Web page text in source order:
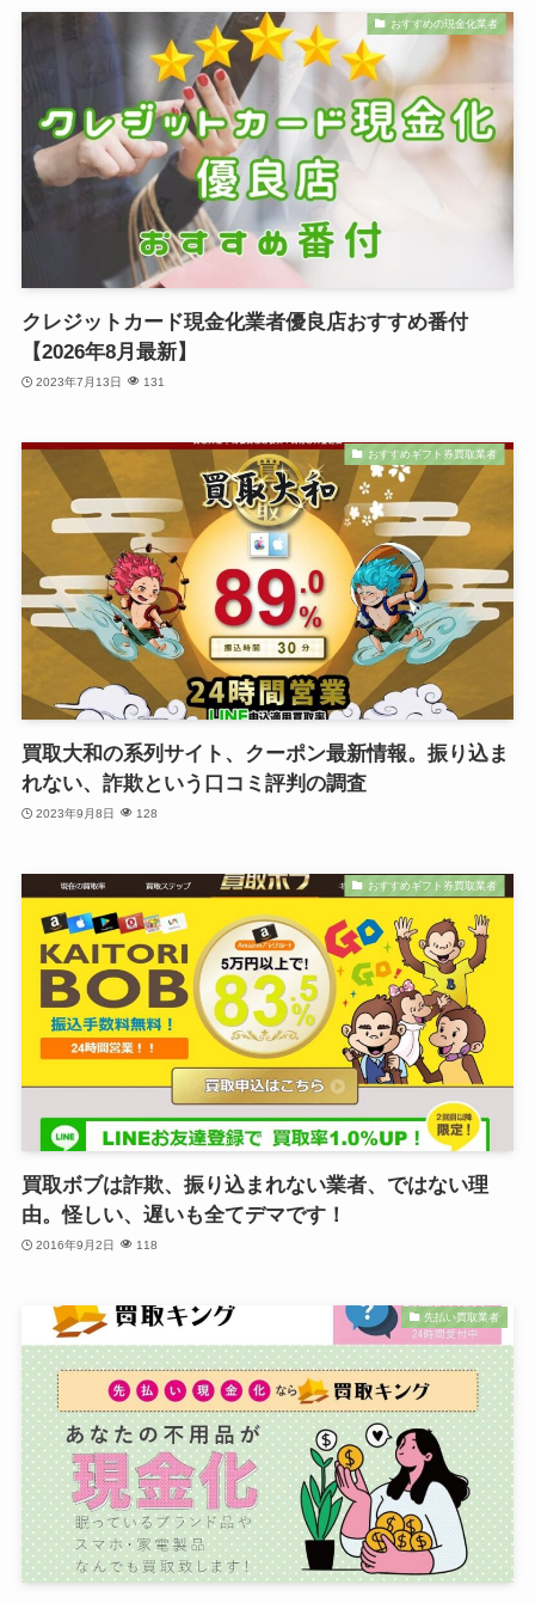
おすすめの現金化業者
クレジットカード現金化業者優良店おすすめ番付
【2026年8月最新】
2023年7月13日 131
おすすめギフト券買取業者
買取大和の系列サイト、クーポン最新情報。振り込ま
れない、詐欺という口コミ評判の調査
2023年9月8日 128
おすすめギフト券買取業者
買取ボブは詐欺、振り込まれない業者、ではない理
由。怪しい、遅いも全てデマです！
2016年9月2日 118
先払い買取業者